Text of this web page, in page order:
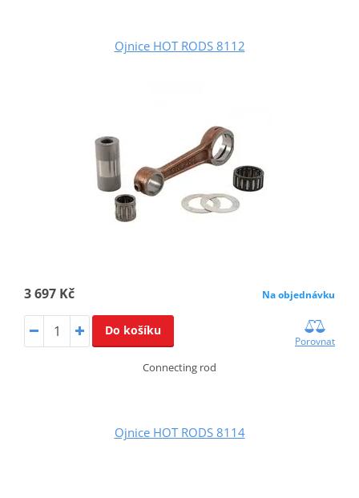
Ojnice HOT RODS 8112
3 697 Kč Na objednávku
Do košíku
Porovnat
Connecting rod
Ojnice HOT RODS 8114